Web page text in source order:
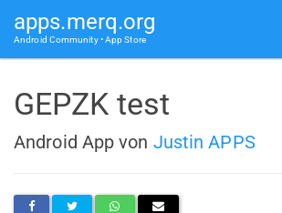
apps.merq.org
Android Community • App Store
GEPZK test
Android App von Justin APPS